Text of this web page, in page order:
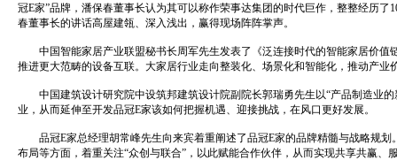
冠E家”品牌，潘保春董事长认为其可以称作荣事达集团的时代巨作，整整经历
春董事长的讲话高屋建瓴、深入浅出，赢得现场阵阵掌声。
中国智能家居产业联盟秘书长周军先生发表了《泛连接时代的智能家居价值
推进更大范畴的设备互联。大家居行业走向整装化、场景化和智能化，推动产业
中国建筑设计研究院中设筑邦建筑设计院副院长郭瑞勇先生以“产品制造业
业，从而延伸至开发品冠E家该如何把握机遇、迎接挑战，在风口更好发展。
品冠E家总经理胡常峰先生向来宾着重阐述了品冠E家的品牌精髓与战略规划
布局等方面，着重关注“众创与联合”，以此赋能合作伙伴，从而实现共享共赢、